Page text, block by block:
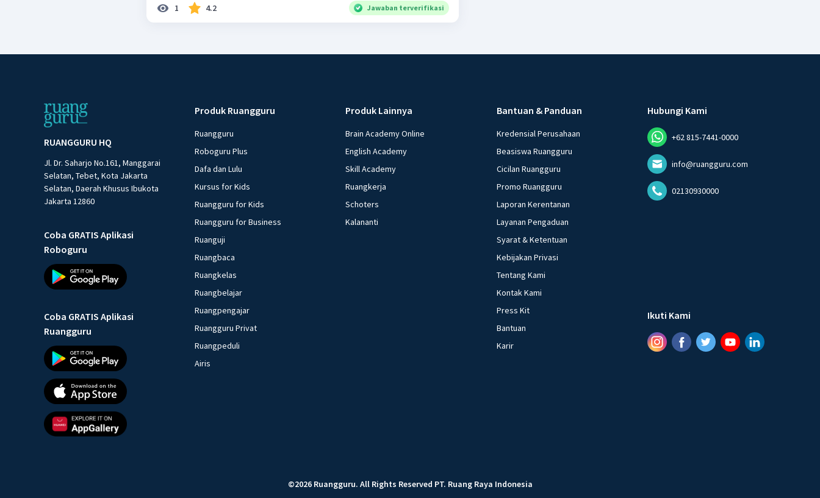
1 4.2 Jawaban terverifikasi
RUANGGURU HQ
Jl. Dr. Saharjo No.161, Manggarai
Selatan, Tebet, Kota Jakarta
Selatan, Daerah Khusus Ibukota
Jakarta 12860
Coba GRATIS Aplikasi
Roboguru
Coba GRATIS Aplikasi
Ruangguru
Produk Ruangguru
Ruangguru
Roboguru Plus
Dafa dan Lulu
Kursus for Kids
Ruangguru for Kids
Ruangguru for Business
Ruanguji
Ruangbaca
Ruangkelas
Ruangbelajar
Ruangpengajar
Ruangguru Privat
Ruangpeduli
Airis
Produk Lainnya
Brain Academy Online
English Academy
Skill Academy
Ruangkerja
Schoters
Kalananti
Bantuan & Panduan
Kredensial Perusahaan
Beasiswa Ruangguru
Cicilan Ruangguru
Promo Ruangguru
Laporan Kerentanan
Layanan Pengaduan
Syarat & Ketentuan
Kebijakan Privasi
Tentang Kami
Kontak Kami
Press Kit
Bantuan
Karir
Hubungi Kami
+62 815-7441-0000
info@ruangguru.com
02130930000
Ikuti Kami
©2026 Ruangguru. All Rights Reserved PT. Ruang Raya Indonesia